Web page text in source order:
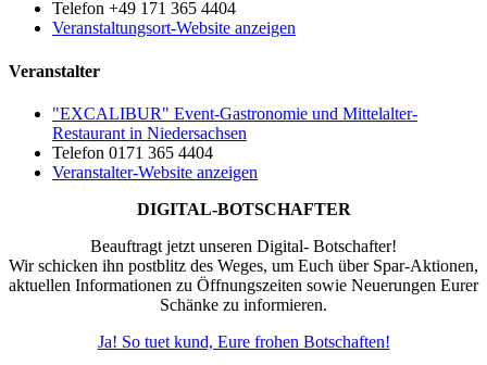
Telefon +49 171 365 4404
Veranstaltungsort-Website anzeigen
Veranstalter
"EXCALIBUR" Event-Gastronomie und Mittelalter-
Restaurant in Niedersachsen
Telefon 0171 365 4404
Veranstalter-Website anzeigen
DIGITAL-BOTSCHAFTER
Beauftragt jetzt unseren Digital- Botschafter!
Wir schicken ihn postblitz des Weges, um Euch über Spar-Aktionen,
aktuellen Informationen zu Öffnungszeiten sowie Neuerungen Eurer
Schänke zu informieren.
Ja! So tuet kund, Eure frohen Botschaften!